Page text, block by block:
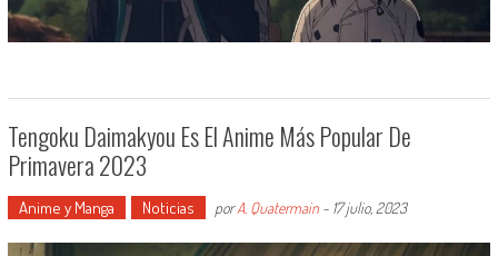
Tengoku Daimakyou Es El Anime Más Popular De
Primavera 2023
Anime y Manga Noticias porA. Quatermain- 17 julio, 2023